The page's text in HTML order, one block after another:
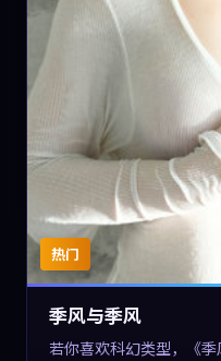
热门
季风与季风
若你喜欢科幻类型，《